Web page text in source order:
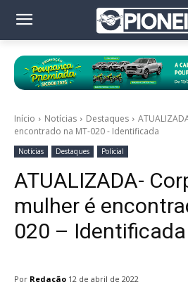
Início Notícias Destaques
encontrado na MT-020 - Identificada
Notícias Destaques Policial
ATUALIZADA-
mulher é
020 – Identificada
Por Redação 12 de abril de 2022